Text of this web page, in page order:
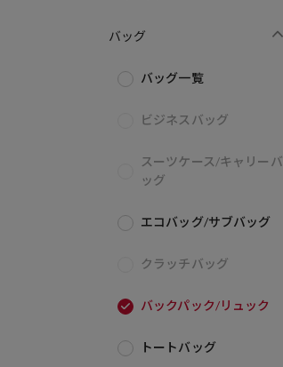
バッグ
バッグ一覧
ビジネスバッグ
スーツケース/キャリーバ
ッグ
エコバッグ/サブバッグ
クラッチバッグ
バックパック/リュック
トートバッグ